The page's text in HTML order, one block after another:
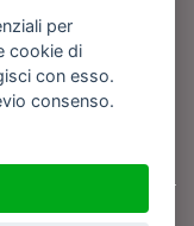
Netboom
per
cookie di
con esso.
consenso.